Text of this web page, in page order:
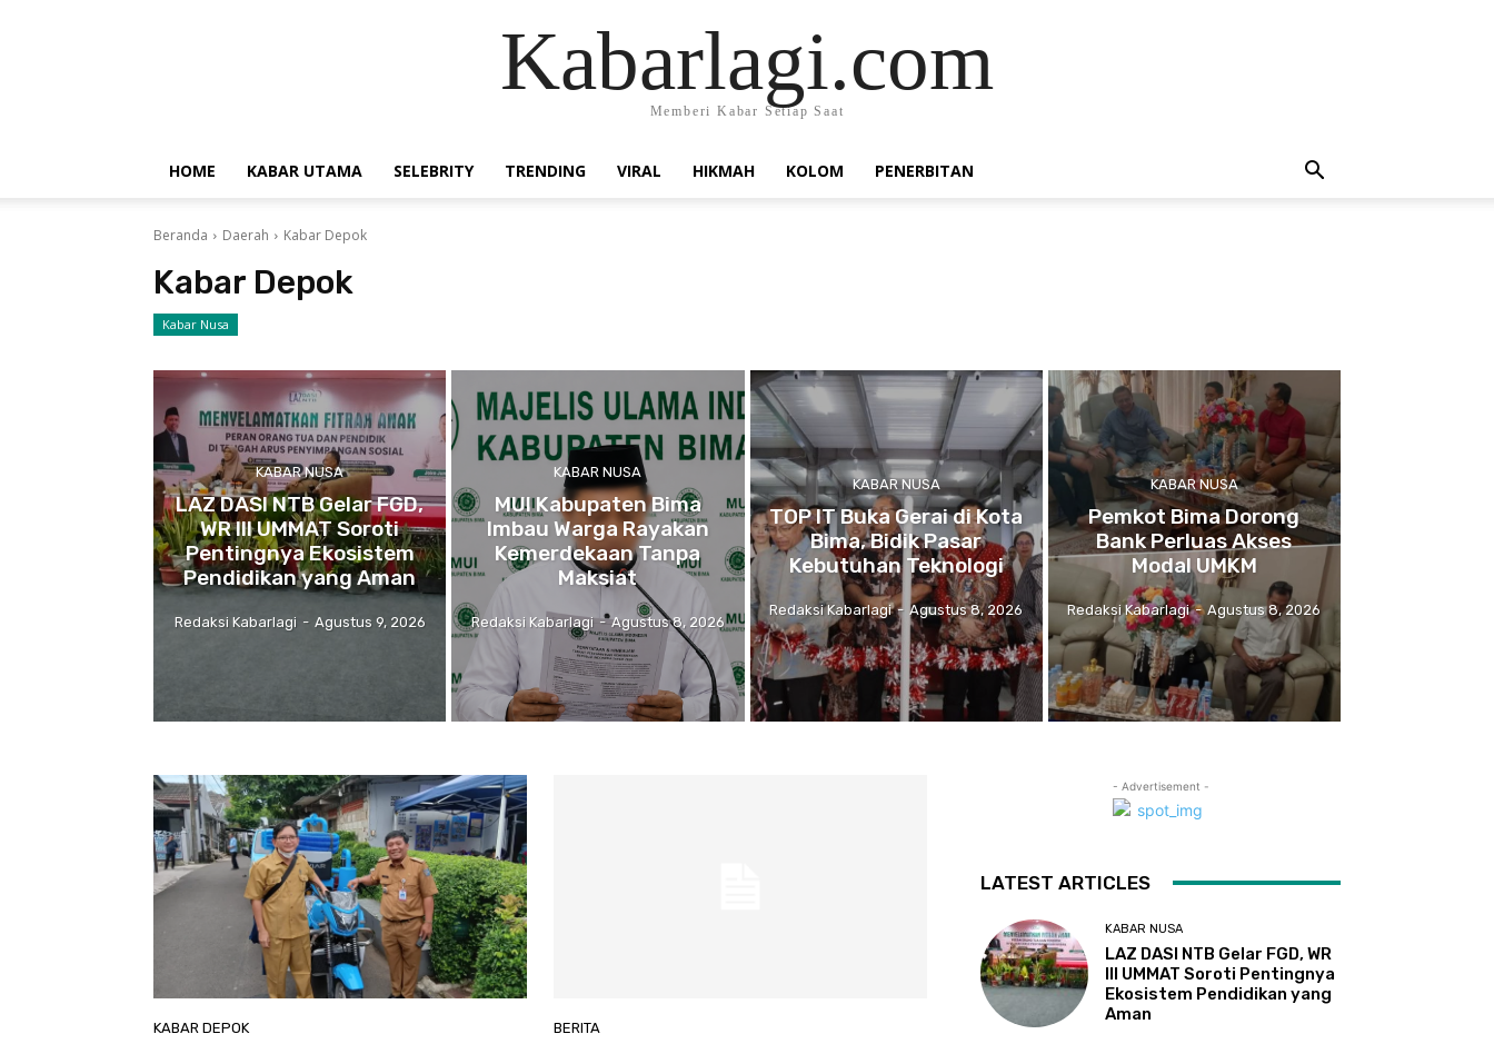
Kabarlagi.com
Memberi Kabar Setiap Saat
HOME KABAR UTAMA SELEBRITY TRENDING VIRAL HIKMAH KOLOM PENERBITAN
Beranda Daerah Kabar Depok
Kabar Depok
Kabar Nusa
KABAR NUSA
LAZ DASI NTB Gelar FGD,
WR III UMMAT Soroti
Pentingnya Ekosistem
Pendidikan yang Aman
Redaksi Kabarlagi - Agustus 9, 2026
KABAR NUSA
MUI Kabupaten Bima
Imbau Warga Rayakan
Kemerdekaan Tanpa
Maksiat
Redaksi Kabarlagi - Agustus 8, 2026
KABAR NUSA
TOP IT Buka Gerai di Kota
Bima, Bidik Pasar
Kebutuhan Teknologi
Redaksi Kabarlagi - Agustus 8, 2026
KABAR NUSA
Pemkot Bima Dorong
Bank Perluas Akses
Modal UMKM
Redaksi Kabarlagi - Agustus 8, 2026
KABAR DEPOK BERITA
- Advertisement -
LATEST ARTICLES
KABAR NUSA
LAZ DASI NTB Gelar FGD, WR
III UMMAT Soroti Pentingnya
Ekosistem Pendidikan yang
Aman